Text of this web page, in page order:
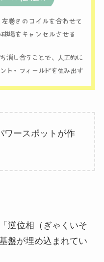
ワースポットが作
逆位相（ぎゃくいそ
盤が埋め込まれてい